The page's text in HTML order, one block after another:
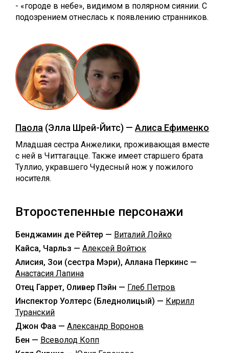
- «городе в небе», видимом в полярном сиянии. С
подозрением отнеслась к появлению странников.
Паола (Элла Шрей-Йитс) — Алиса Ефименко
Младшая сестра Анжелики, проживающая вместе
с ней в Читтагацце. Также имеет старшего брата
Туллио, укравшего Чудесный нож у пожилого
носителя.
Второстепенные персонажи
Бенджамин де Рёйтер — Виталий Лойко
Кайса, Чарльз — Алексей Войтюк
Алисия, Зои (сестра Мэри), Аллана Перкинс —
Анастасия Лапина
Отец Гаррет, Оливер Пэйн — Глеб Петров
Инспектор Уолтерс (Бледнолицый) — Кирилл
Туранский
Джон Фаа — Александр Воронов
Бен — Всеволод Копп